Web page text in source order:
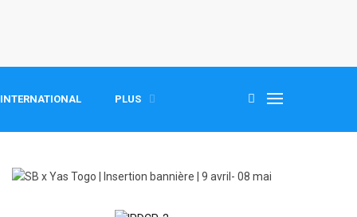
INTERNATIONAL PLUS